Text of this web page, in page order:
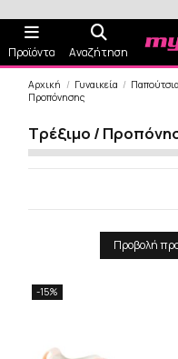
Προϊόντα Αναζήτηση
Αρχική Γυναικεία Παπούτσια
Προπόνησης
Τρέξιμο /
Προβολή
-15%